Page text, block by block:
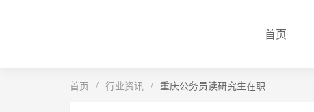
首页
首页 / 行业资讯 / 重庆公务员读研究生在职